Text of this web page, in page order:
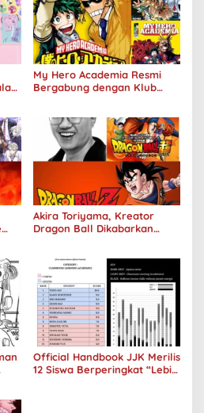
My Hero Academia Resmi
Bergabung dengan Klub
Akira Toriyama, Kreator
Dragon Ball Dikabarkan
Official Handbook JJK Merilis
12 Siswa Berperingkat “Lebih